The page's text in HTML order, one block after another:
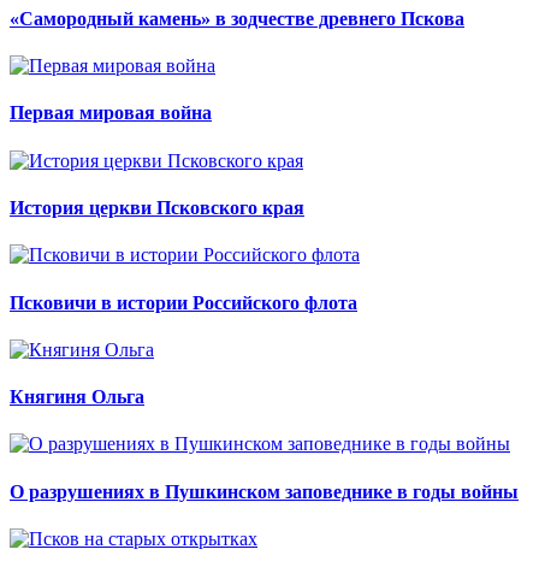
«Самородный камень» в зодчестве древнего Пскова
Первая мировая война
История церкви Псковского края
Псковичи в истории Российского флота
Княгиня Ольга
О разрушениях в Пушкинском заповеднике в годы войны